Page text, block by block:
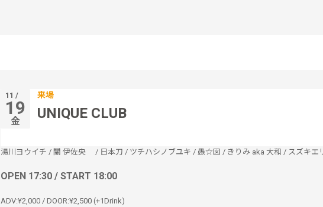
11 /
19
金
来場
UNIQUE CLUB
湯川ヨウイチ / 關 伊佐央 / 日本刀 / ツチハシノブユキ / 愚☆図 / きりみ aka 大和 / スズキエ
OPEN 17:30 / START 18:00
ADV:¥2,000 / DOOR:¥2,500 (+1Drink)